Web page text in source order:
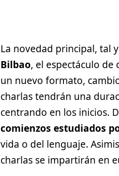
La novedad principal, tal
Bilbao, el espectáculo
un nuevo formato,
charlas tendrán una
centrando en los inicios.
comienzos estudiados
vida o del lenguaje.
charlas se impartirán en